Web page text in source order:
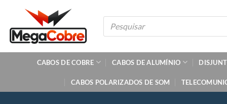
content
Pesquisar
produtos
CABOS DE COBRE CABOS DE ALUMÍNIO
CABOS POLARIZADOS DE SOM